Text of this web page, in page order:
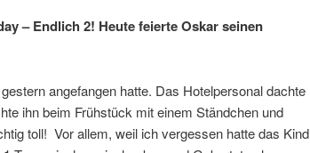
– Endlich 2! Heute feierte Oskar seinen
angefangen hatte. Das Hotelpersonal dachte
ihn beim Frühstück mit einem Ständchen und
toll! Vor allem, weil ich vergessen hatte das Kind